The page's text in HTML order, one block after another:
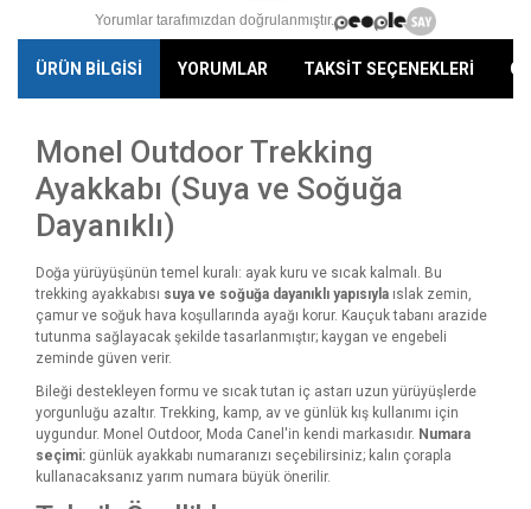
Yorumlar tarafımızdan doğrulanmıştır.
ÜRÜN BİLGİSİ YORUMLAR TAKSİT SEÇENEKLERİ
Monel Outdoor Trekking
Ayakkabı (Suya ve Soğuğa
Dayanıklı)
Doğa yürüyüşünün temel kuralı: ayak kuru ve sıcak kalmalı. Bu
trekking ayakkabısı suya ve soğuğa dayanıklı yapısıyla ıslak zemin,
çamur ve soğuk hava koşullarında ayağı korur. Kauçuk tabanı arazide
tutunma sağlayacak şekilde tasarlanmıştır; kaygan ve engebeli
zeminde güven verir.
Bileği destekleyen formu ve sıcak tutan iç astarı uzun yürüyüşlerde
yorgunluğu azaltır. Trekking, kamp, av ve günlük kış kullanımı için
uygundur. Monel Outdoor, Moda Canel'in kendi markasıdır. Numara
seçimi: günlük ayakkabı numaranızı seçebilirsiniz; kalın çorapla
kullanacaksanız yarım numara büyük önerilir.